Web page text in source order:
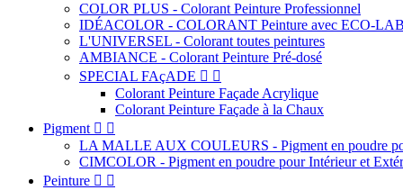
COLOR PLUS - Colorant Peinture Professionnel
IDÉACOLOR - COLORANT Peinture avec ECO-
L'UNIVERSEL - Colorant toutes peintures
AMBIANCE - Colorant Peinture Pré-dosé
SPECIAL FAçADE  
Colorant Peinture Façade Acrylique
Colorant Peinture Façade à la Chaux
Pigment  
LA MALLE AUX COULEURS - Pigment en poudre
CIMCOLOR - Pigment en poudre pour Intérieur et
Peinture  